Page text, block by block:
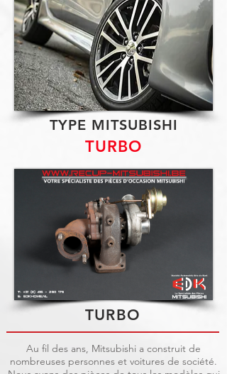
TYPE MITSUBISHI
TURBO
TURBO
Au fil des ans, Mitsubishi a construit de
nombreuses personnes et voitures de société.